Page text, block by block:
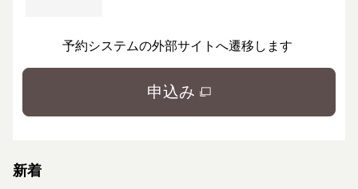
予約システムの外部サイトへ遷移します
申込み
新着